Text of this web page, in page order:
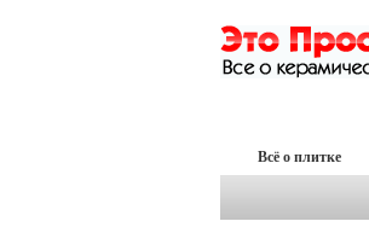
Всё о плитке